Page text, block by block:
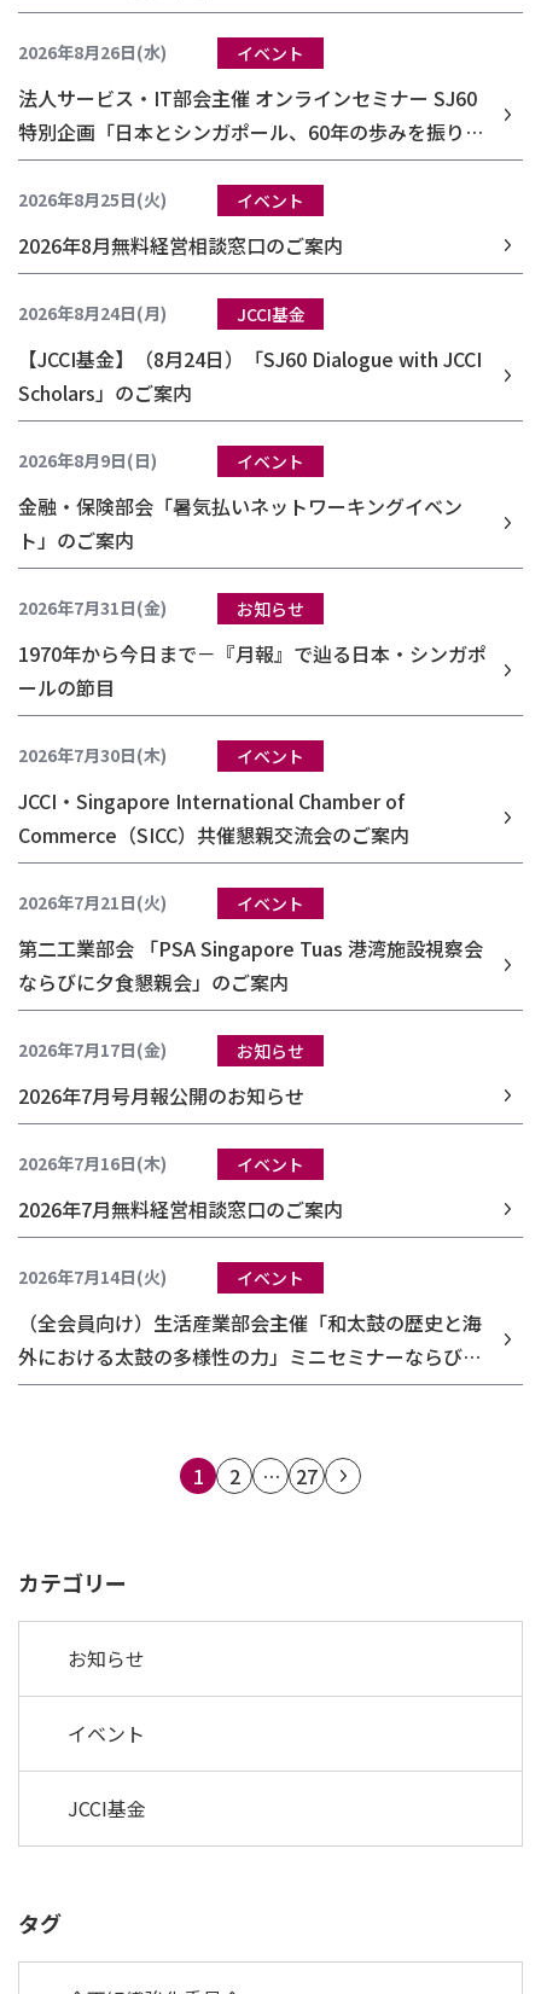
2026年8月26日(水) イベント
法人サービス・IT部会主催 オンラインセミナー SJ60
特別企画「日本とシンガポール、60年の歩みを振り返
る」
2026年8月25日(火) イベント
2026年8月無料経営相談窓口のご案内
2026年8月24日(月) JCCI基金
【JCCI基金】（8月24日）「SJ60 Dialogue with JCCI
Scholars」のご案内
2026年8月9日(日) イベント
金融・保険部会「暑気払いネットワーキングイベン
ト」のご案内
2026年7月31日(金) お知らせ
1970年から今日まで－『月報』で辿る日本・シンガポ
ールの節目
2026年7月30日(木) イベント
JCCI・Singapore International Chamber of
Commerce（SICC）共催懇親交流会のご案内
2026年7月21日(火) イベント
第二工業部会 「PSA Singapore Tuas 港湾施設視察会
ならびに夕食懇親会」のご案内
2026年7月17日(金) お知らせ
2026年7月号月報公開のお知らせ
2026年7月16日(木) イベント
2026年7月無料経営相談窓口のご案内
2026年7月14日(火) イベント
（全会員向け）生活産業部会主催「和太鼓の歴史と海
外における太鼓の多様性の力」ミニセミナーならびに
実践ワークショップのご案内
1 2 … 27
カテゴリー
お知らせ
イベント
JCCI基金
タグ